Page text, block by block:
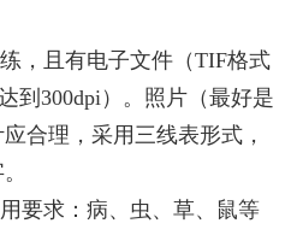
，且有电子文件（TIF格式
到300dpi）。照片（最好是
合理，采用三线表形式，
要求：病、虫、草、鼠等